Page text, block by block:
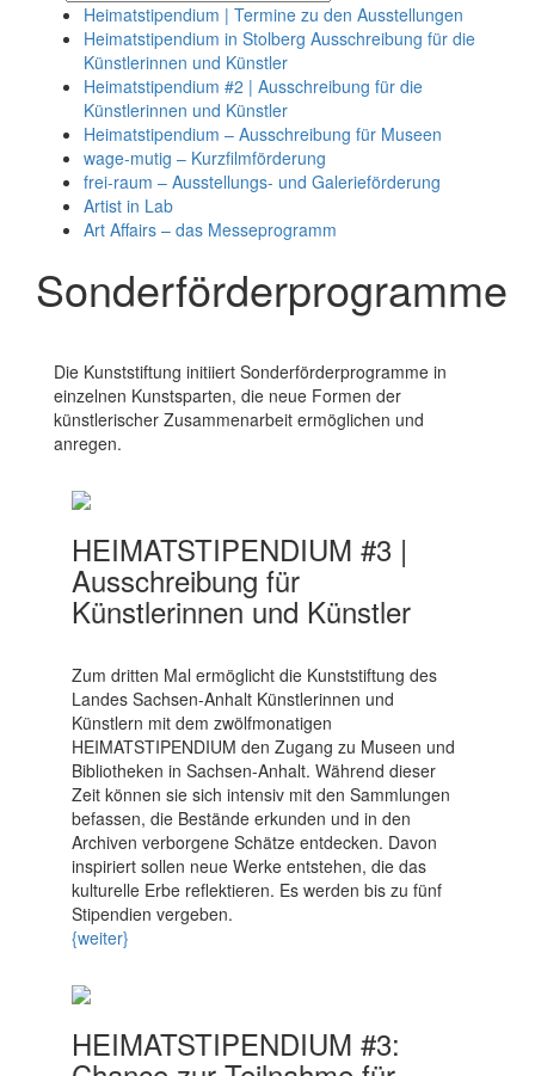
Heimatstipendium | Termine zu den Ausstellungen
Heimatstipendium in Stolberg Ausschreibung für die
Künstlerinnen und Künstler
Heimatstipendium #2 | Ausschreibung für die
Künstlerinnen und Künstler
Heimatstipendium – Ausschreibung für Museen
wage-mutig – Kurzfilmförderung
frei-raum – Ausstellungs- und Galerieförderung
Artist in Lab
Art Affairs – das Messeprogramm
Sonderförderprogramme
Die Kunststiftung initiiert Sonderförderprogramme in
einzelnen Kunstsparten, die neue Formen der
künstlerischer Zusammenarbeit ermöglichen und
anregen.
HEIMATSTIPENDIUM #3 |
Ausschreibung für
Künstlerinnen und Künstler
Zum dritten Mal ermöglicht die Kunststiftung des
Landes Sachsen-Anhalt Künstlerinnen und
Künstlern mit dem zwölfmonatigen
HEIMATSTIPENDIUM den Zugang zu Museen und
Bibliotheken in Sachsen-Anhalt. Während dieser
Zeit können sie sich intensiv mit den Sammlungen
befassen, die Bestände erkunden und in den
Archiven verborgene Schätze entdecken. Davon
inspiriert sollen neue Werke entstehen, die das
kulturelle Erbe reflektieren. Es werden bis zu fünf
Stipendien vergeben.
{weiter}
HEIMATSTIPENDIUM #3: